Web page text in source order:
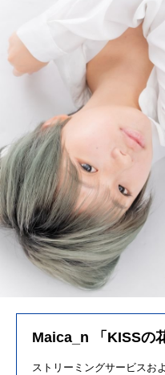
Maica_n 「KISSの
ストリーミングサービスお